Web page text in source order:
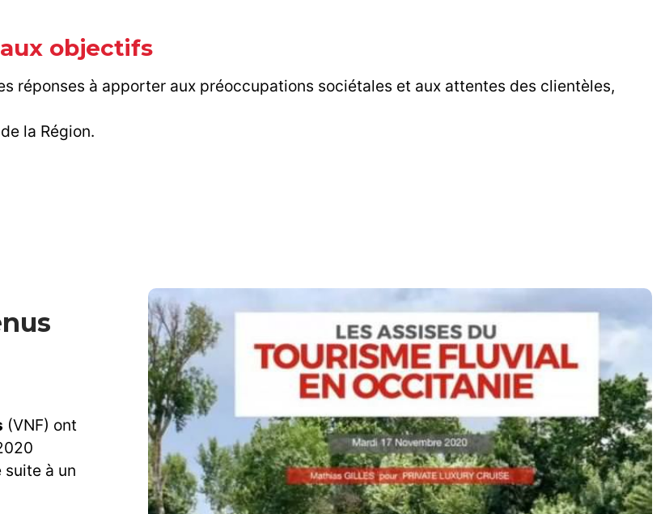
objectifs
réponses à apporter aux préoccupations sociétales et aux attentes des clientèles,
la Région.
(VNF) ont
à un